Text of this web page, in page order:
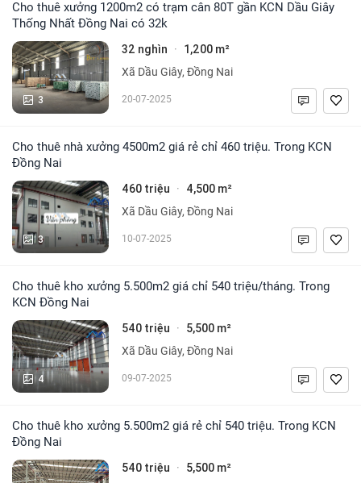
Cho thuê xưởng 1200m2 có trạm cân 80T gần KCN Dầu Giây
Thống Nhất Đồng Nai có 32k
3
32 nghìn · 1,200 m²
Xã Dầu Giây, Đồng Nai
20-07-2025
Cho thuê nhà xưởng 4500m2 giá rẻ chỉ 460 triệu. Trong KCN
Đồng Nai
3
460 triệu · 4,500 m²
Xã Dầu Giây, Đồng Nai
10-07-2025
Cho thuê kho xưởng 5.500m2 giá chỉ 540 triệu/tháng. Trong
KCN Đồng Nai
4
540 triệu · 5,500 m²
Xã Dầu Giây, Đồng Nai
09-07-2025
Cho thuê kho xưởng 5.500m2 giá rẻ chỉ 540 triệu. Trong KCN
Đồng Nai
540 triệu · 5,500 m²